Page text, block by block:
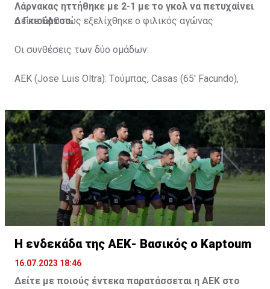
Λάρνακας ηττήθηκε με 2-1 με το γκολ να πετυχαίνει
ο Γκιούρτσο.
ΔείτεΕΔΩπώς εξελίχθηκε ο φιλικός αγώνας
Οι συνθέσεις των δύο ομάδων:
ΑΕΚ (Jose Luis Oltra): Tούμπας, Casas (65' Facundo),
Gyurcso), Κaptoum (46' Καψής (65' Mάμας), Roberge (65'
Tomovic), Aνδρέου (65' Angel) , Κωνσταντή (65' Sol),
Τζιωρτζής (65' Faraj), Κατελάρης (65' Milicevic).
Στον πάγκο: Piric, Στυλιανίδης, Tomovic, Καψής, Sol,
Faraj, Lopes, Angel, Milicevic, Pons, Εγγλέζου, Facundo,
Gonzalez, Guyrcso, Μάμας.
Κisvarda FC (Milos Kruscic): Kovacs, Navratil, Raul, Szor,
Lippai, Alic, Kormendi, Makowski, Czekus, Ilievski,
Στον πάγκο: Petkovic, Cipetic, Kovasic, Jovicic, Szeles,
H ενδεκάδα της ΑΕΚ- Βασικός ο Kaptoum
16.07.2023 18:46
Δείτε με ποιούς έντεκα παρατάσσεται η ΑΕΚ στο